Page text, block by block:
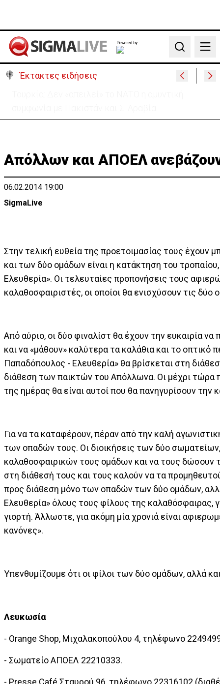
Powered by:
Search
Έκτακτες ειδήσεις
Απόλλων και ΑΠΟΕΛ
06.02.2014 19:00
SigmaLive
Στην τελική ευθεία της προετοιμασίας τους
και των δύο ομάδων είναι η κατάκτηση του
Ελευθερία». Οι τελευταίες προπονήσεις τους
καλαθοσφαιριστές, οι οποίοι θα ενισχύσουν τις
Από αύριο, οι δύο φιναλίστ θα έχουν την ευκαιρία
και να «μάθουν» καλύτερα τα καλάθια και το
Παπαδόπουλος - Ελευθερία» θα βρίσκεται στη
διάθεση των παικτών του Απόλλωνα. Οι μέχρι τώρα
της ημέρας θα είναι αυτοί που θα πανηγυρίσουν την
Για να τα καταφέρουν, πέραν από την καλή
των οπαδών τους. Οι διοικήσεις των δύο
καλαθοσφαιρικών τους ομάδων και να τους δώσουν
στη διάθεσή τους και τους καλούν να τα
προς διάθεση μόνο των οπαδών των δύο ομάδων,
Ελευθερία» όλους τους φίλους της καλαθόσφαιρας,
γιορτή. Άλλωστε, για ακόμη μία χρονιά είναι
κανόνες».
Υπενθυμίζουμε ότι οι φίλοι των δύο ομάδων, αλλά
Λευκωσία
- Orange Shop, Μιχαλακοπούλου 4, τηλέφωνο
- Σωματείο ΑΠΟΕΛ 22210333.
- Presse Café Σταυρού 96, τηλέφωνο 22316102